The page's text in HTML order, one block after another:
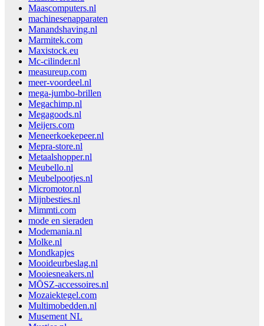
Maascomputers.nl
machinesenapparaten
Manandshaving.nl
Marmitek.com
Maxistock.eu
Mc-cilinder.nl
measureup.com
meer-voordeel.nl
mega-jumbo-brillen
Megachimp.nl
Megagoods.nl
Meijers.com
Meneerkoekepeer.nl
Mepra-store.nl
Metaalshopper.nl
Meubello.nl
Meubelpootjes.nl
Micromotor.nl
Mijnbesties.nl
Mimmti.com
mode en sieraden
Modemania.nl
Molke.nl
Mondkapjes
Mooideurbeslag.nl
Mooiesneakers.nl
MŌSZ-accessoires.nl
Mozaiektegel.com
Multimobedden.nl
Musement NL